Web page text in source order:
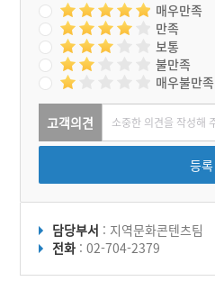
매우만족
만족
보통
불만족
매우불만족
고객의견
등록
담당부서 : 지역문화콘텐츠팀
전화 : 02-704-2379